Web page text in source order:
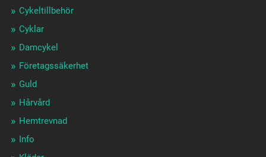
Cykeltillbehör
Cyklar
Damcykel
Företagssäkerhet
Guld
Hårvård
Hemtrevnad
Info